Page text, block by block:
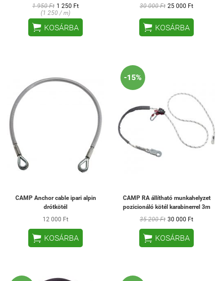
1 950 Ft 1 250 Ft
(1 250 / m)
 KOSÁRBA
30 000 Ft 25 000 Ft
 KOSÁRBA
CAMP Anchor cable ipari alpin
drótkötél
12 000 Ft
 KOSÁRBA
-15%
CAMP RA állítható munkahelyzet
pozicionáló kötél karabinerrel 3m
35 200 Ft 30 000 Ft
 KOSÁRBA